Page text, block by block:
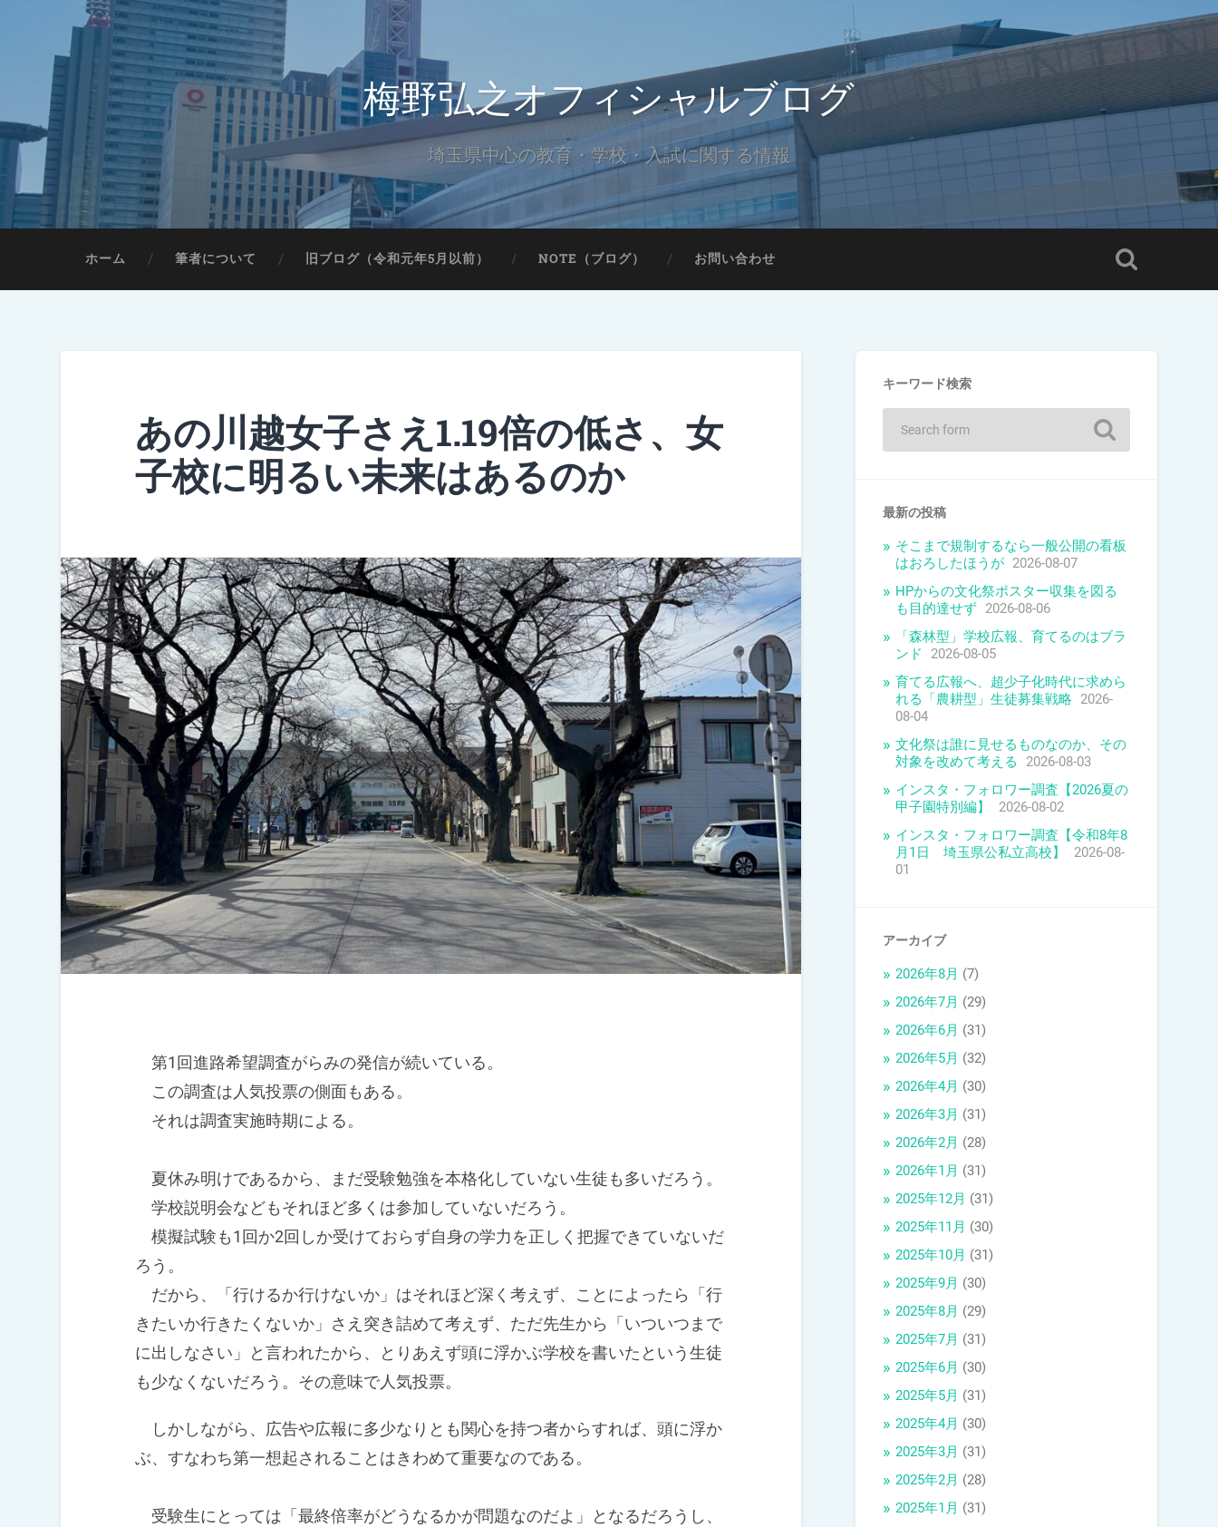
梅野弘之オフィシャルブログ
埼玉県中心の教育・学校・入試に関する情報
ホーム 筆者について 旧ブログ（令和元年5月以前） NOTE（ブログ） お問い合わせ
あの川越女子さえ1.19倍の低さ、女
子校に明るい未来はあるのか
第1回進路希望調査がらみの発信が続いている。
この調査は人気投票の側面もある。
それは調査実施時期による。
夏休み明けであるから、まだ受験勉強を本格化していない生徒も多いだろう。
学校説明会などもそれほど多くは参加していないだろう。
模擬試験も1回か2回しか受けておらず自身の学力を正しく把握できていないだ
ろう。
だから、「行けるか行けないか」はそれほど深く考えず、ことによったら「行
きたいか行きたくないか」さえ突き詰めて考えず、ただ先生から「いついつまで
に出しなさい」と言われたから、とりあえず頭に浮かぶ学校を書いたという生徒
も少なくないだろう。その意味で人気投票。
しかしながら、広告や広報に多少なりとも関心を持つ者からすれば、頭に浮か
ぶ、すなわち第一想起されることはきわめて重要なのである。
受験生にとっては「最終倍率がどうなるかが問題なのだよ」となるだろうし、
キーワード検索
最新の投稿
そこまで規制するなら一般公開の看板
はおろしたほうが 2026-08-07
HPからの文化祭ポスター収集を図る
も目的達せず 2026-08-06
「森林型」学校広報、育てるのはブラ
ンド
2026-08-05
育てる広報へ、超少子化時代に求めら
れる「農耕型」生徒募集戦略 2026-
08-04
文化祭は誰に見せるものなのか、その
対象を改めて考える
2026-08-03
インスタ・フォロワー調査【2026夏の
甲子園特別編】
2026-08-02
インスタ・フォロワー調査【令和8年8
月1日 埼玉県公私立高校】
2026-08-
01
アーカイブ
2026年8月 (7)
2026年7月 (29)
2026年6月 (31)
2026年5月 (32)
2026年4月 (30)
2026年3月 (31)
2026年2月 (28)
2026年1月 (31)
2025年12月 (31)
2025年11月 (30)
2025年10月 (31)
2025年9月 (30)
2025年8月 (29)
2025年7月 (31)
2025年6月 (30)
2025年5月 (31)
2025年4月 (30)
2025年3月 (31)
2025年2月 (28)
2025年1月 (31)